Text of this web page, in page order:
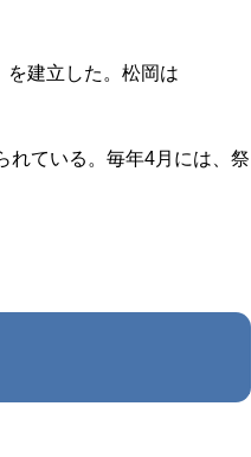
を建立した。松岡は
れている。毎年4月には、祭